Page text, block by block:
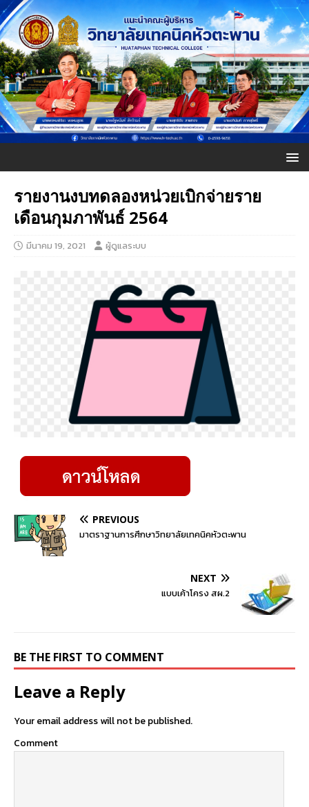
รายงานงบทดลองหน่วยเบิกจ่ายราย
เดือนกุมภาพันธ์ 2564
มีนาคม 19, 2021 ผู้ดูแลระบบ
PREVIOUS
มาตราฐานการศึกษาวิทยาลัยเทคนิคหัวตะพาน
NEXT
แบบเค้าโครง สผ.2
BE THE FIRST TO COMMENT
Leave a Reply
Your email address will not be published.
Comment